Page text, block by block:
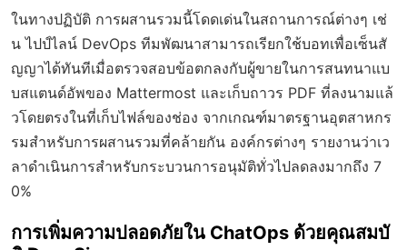
ในทางปฏิบัติ การผสานรวมนี้โดดเด่นในสถานการณ์ต่างๆ เช่
น ไปป์ไลน์ DevOps ทีมพัฒนาสามารถเรียกใช้บอทเพื่อเซ็นสั
ญญาได้ทันทีเมื่อตรวจสอบข้อตกลงกับผู้ขายในการสนทนาแบ
บสแตนด์อัพของ Mattermost และเก็บถาวร PDF ที่ลงนามแล้
วโดยตรงในที่เก็บไฟล์ของช่อง จากเกณฑ์มาตรฐานอุตสาหกร
รมสำหรับการผสานรวมที่คล้ายกัน องค์กรต่างๆ รายงานว่าเว
ลาดำเนินการสำหรับกระบวนการอนุมัติทั่วไปลดลงมากถึง 7
0%
การเพิ่มความปลอดภัยใน ChatOps ด้วยคุณสมบั